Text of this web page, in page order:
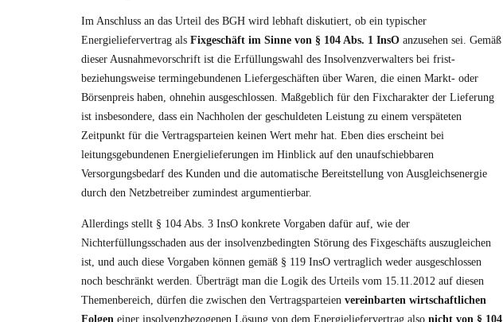
Im Anschluss an das Urteil des BGH wird lebhaft diskutiert, ob ein typischer
Energieliefervertrag als Fixgeschäft im Sinne von § 104 Abs. 1 InsO anzusehen sei. Gemäß
dieser Ausnahmevorschrift ist die Erfüllungswahl des Insolvenzverwalters bei frist-
beziehungsweise termingebundenen Liefergeschäften über Waren, die einen Markt- oder
Börsenpreis haben, ohnehin ausgeschlossen. Maßgeblich für den Fixcharakter der Lieferung
ist insbesondere, dass ein Nachholen der geschuldeten Leistung zu einem verspäteten
Zeitpunkt für die Vertragsparteien keinen Wert mehr hat. Eben dies erscheint bei
leitungsgebundenen Energielieferungen im Hinblick auf den unaufschiebbaren
Versorgungsbedarf des Kunden und die automatische Bereitstellung von Ausgleichsenergie
durch den Netzbetreiber zumindest argumentierbar.
Allerdings stellt § 104 Abs. 3 InsO konkrete Vorgaben dafür auf, wie der
Nichterfüllungsschaden aus der insolvenzbedingten Störung des Fixgeschäfts auszugleichen
ist, und auch diese Vorgaben können gemäß § 119 InsO vertraglich weder ausgeschlossen
noch beschränkt werden. Überträgt man die Logik des Urteils vom 15.11.2012 auf diesen
Themenbereich, dürfen die zwischen den Vertragsparteien vereinbarten wirtschaftlichen
Folgen einer insolvenzbezogenen Lösung von dem Energieliefervertrag also nicht von § 104